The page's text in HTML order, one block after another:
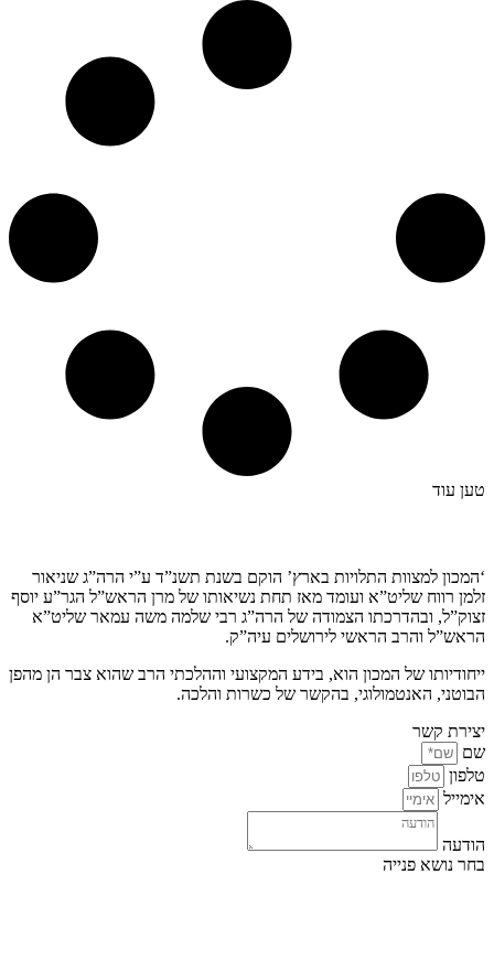
טען עוד
‘המכון למצוות התלויות בארץ’ הוקם בשנת תשנ”ד ע”י הרה”ג שניאור
זלמן רווח שליט”א ועומד מאז תחת נשיאותו של מרן הראש”ל הגר”ע יוסף
זצוק”ל, ובהדרכתו הצמודה של הרה”ג רבי שלמה משה עמאר שליט”א
הראש”ל והרב הראשי לירושלים עיה”ק.
ייחודיותו של המכון הוא, בידע המקצועי וההלכתי הרב שהוא צבר הן מהפן
הבוטני, האנטמולוגי, בהקשר של כשרות והלכה.
יצירת קשר
שם
טלפון
אימייל
הודעה
בחר נושא פנייה